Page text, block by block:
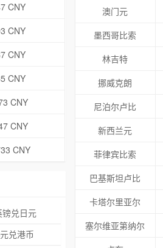
CNY
CNY
CNY
CNY
CNY
CNY
CNY
兑日元
兑港币
澳门元
墨西哥比索
林吉特
挪威克朗
尼泊尔卢比
新西兰元
菲律宾比索
巴基斯坦卢比
卡塔尔里亚尔
塞尔维亚第纳尔